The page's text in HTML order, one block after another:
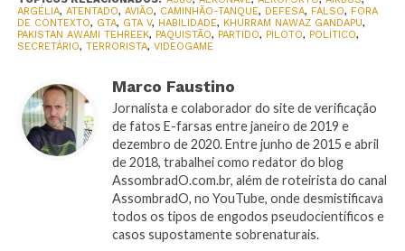
ARGÉLIA, ATENTADO, AVIÃO, CAMINHÃO-TANQUE, DEFESA, FALSO, FORA
DE CONTEXTO, GTA, GTA V, HABILIDADE, KHURRAM NAWAZ GANDAPU,
PAKISTAN AWAMI TEHREEK, PAQUISTÃO, PARTIDO, PILOTO, POLÍTICO,
SECRETÁRIO, TERRORISTA, VIDEOGAME
Marco Faustino
Jornalista e colaborador do site de verificação
de fatos E-farsas entre janeiro de 2019 e
dezembro de 2020. Entre junho de 2015 e abril
de 2018, trabalhei como redator do blog
AssombradO.com.br, além de roteirista do canal
AssombradO, no YouTube, onde desmistificava
todos os tipos de engodos pseudocientíficos e
casos supostamente sobrenaturais.